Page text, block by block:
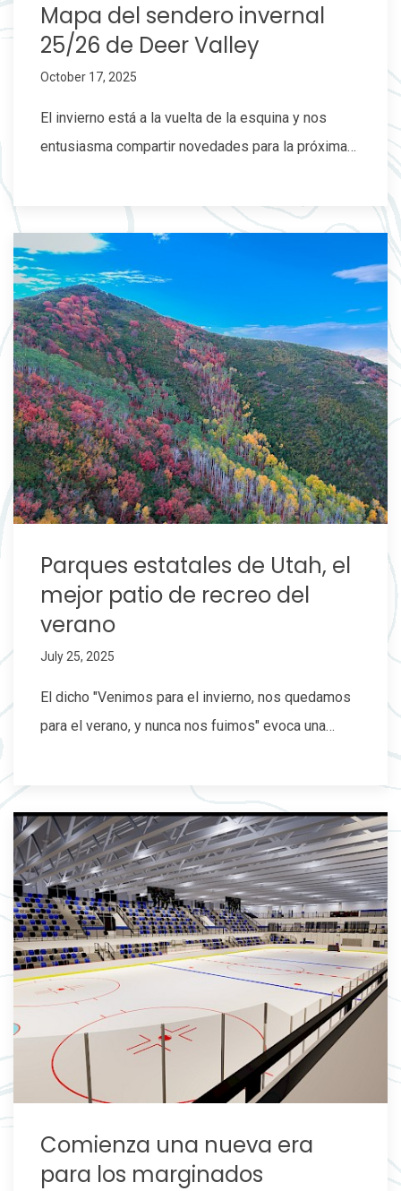
Mapa del sendero invernal
25/26 de Deer Valley
October 17, 2025
El invierno está a la vuelta de la esquina y nos
entusiasma compartir novedades para la próxima…
Parques estatales de Utah, el
mejor patio de recreo del
verano
July 25, 2025
El dicho "Venimos para el invierno, nos quedamos
para el verano, y nunca nos fuimos" evoca una…
Comienza una nueva era
para los marginados